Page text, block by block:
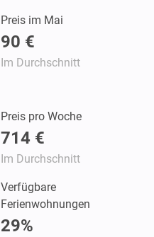
Preis im Mai
90 €
Im Durchschnitt
Preis pro Woche
714 €
Im Durchschnitt
Verfügbare
Ferienwohnungen
29%